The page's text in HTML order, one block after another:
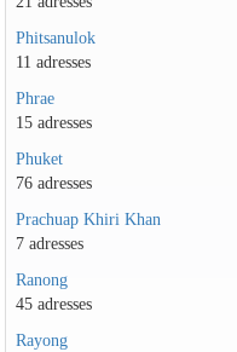
Phitsanulok
11 adresses
Phrae
15 adresses
Phuket
76 adresses
Prachuap Khiri Khan
7 adresses
Ranong
45 adresses
Rayong